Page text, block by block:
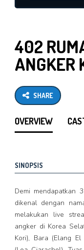
402
ANGKER
SHARE
OVERVIEW
SINOPSIS
Demi mendapatkan
dikenal dengan
melakukan live
angker di Korea
Kori), Bara (Elang